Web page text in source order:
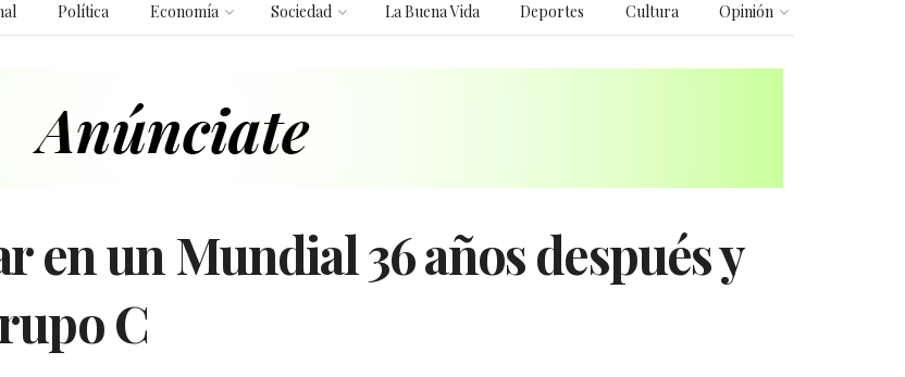
Política Economía Sociedad La Buena Vida Deportes Cultura Opinión
en un Mundial 36 años después y
C